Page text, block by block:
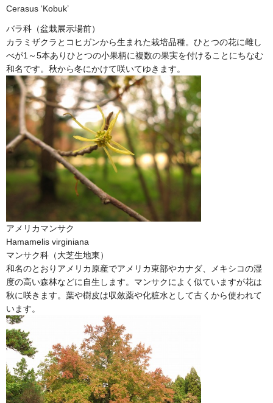
Cerasus ‘Kobuk’
バラ科（盆栽展示場前）
カラミザクラとコヒガンから生まれた栽培品種。ひとつの花に雌し
べが1～5本ありひとつの小果柄に複数の果実を付けることにちなむ
和名です。秋から冬にかけて咲いてゆきます。
アメリカマンサク
Hamamelis virginiana
マンサク科（大芝生地東）
和名のとおりアメリカ原産でアメリカ東部やカナダ、メキシコの湿
度の高い森林などに自生します。マンサクによく似ていますが花は
秋に咲きます。葉や樹皮は収斂薬や化粧水として古くから使われて
います。